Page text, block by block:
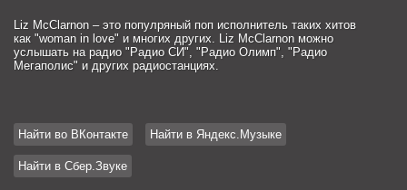
Liz McClarnon – это популряный поп исполнитель таких хитов
как "woman in love" и многих других. Liz McClarnon можно
услышать на радио "Радио СИ", "Радио Олимп", "Радио
Мегаполис" и других радиостанциях.
Найти во ВКонтакте Найти в Яндекс.Музыке
Найти в Сбер.Звуке